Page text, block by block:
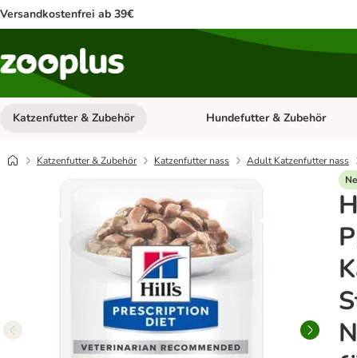
Versandkostenfrei ab 39€
Katzenfutter & Zubehör Kategorie-Menü öffnen:
Hundefutter & Zubehör
Katzenfutter & Zubehör Katzenfutter nass Adult Katzenfutter nass